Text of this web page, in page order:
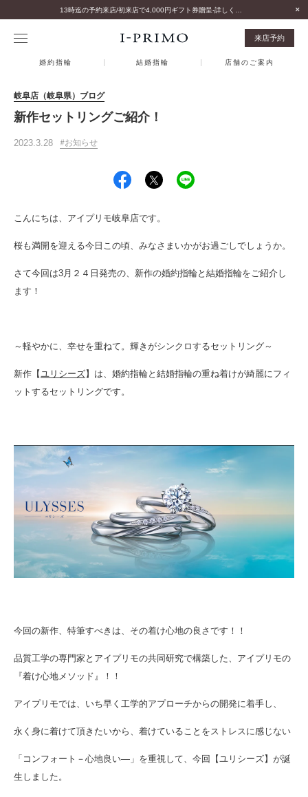
来店予約
婚約指輪 結婚指輪 店舗のご案内
岐阜店（岐阜県）ブログ
新作セットリングご紹介！
2023.3.28 お知らせ
こんにちは、アイプリモ岐阜店です。
桜も満開を迎える今日この頃、みなさまいかがお過ごしでしょうか。
さて今回は3月２４日発売の、新作の婚約指輪と結婚指輪をご紹介し
ます！
～軽やかに、幸せを重ねて。輝きがシンクロするセットリング～
新作【ユリシーズ】は、婚約指輪と結婚指輪の重ね着けが綺麗にフィ
ットするセットリングです。
今回の新作、特筆すべきは、その着け心地の良さです！！
品質工学の専門家とアイプリモの共同研究で構築した、アイプリモの
『着け心地メソッド』！！
アイプリモでは、いち早く工学的アプローチからの開発に着手し、
永く身に着けて頂きたいから、着けていることをストレスに感じない
「コンフォート－心地良い―」を重視して、今回【ユリシーズ】が誕
生しました。